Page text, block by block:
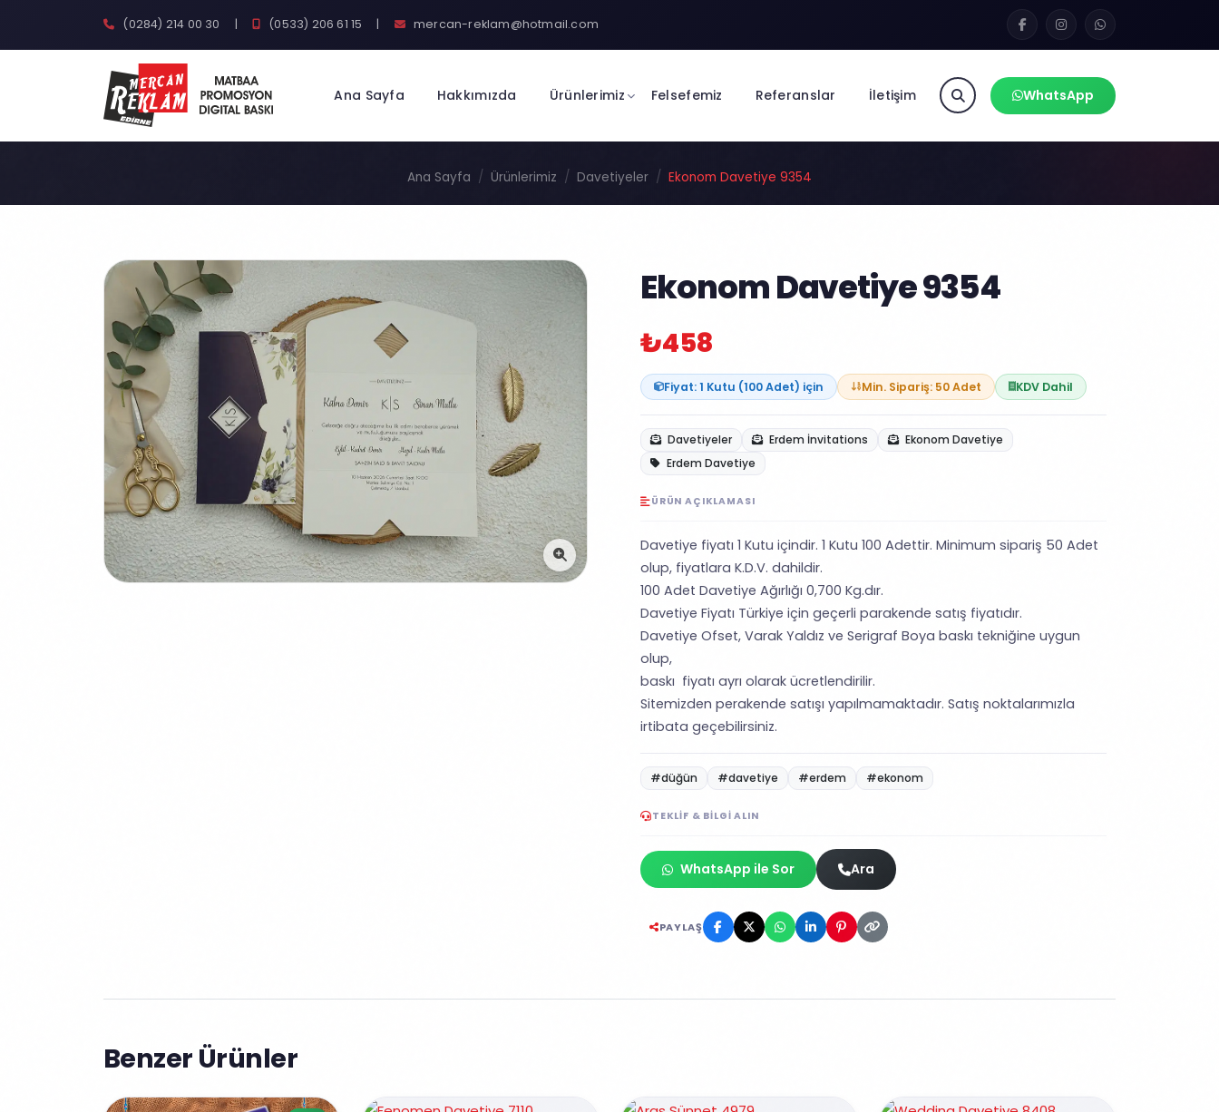
(0284) 214 00 30 | (0533) 206 61 15 | mercan-reklam@hotmail.com
Ana Sayfa Hakkımızda Ürünlerimiz Felsefemiz Referanslar İletişim WhatsApp
Ana Sayfa Ürünlerimiz Davetiyeler Ekonom Davetiye 9354
Ekonom Davetiye 9354
₺458
Fiyat: 1 Kutu (100 Adet) için Min. Sipariş: 50 Adet KDV Dahil
Davetiyeler Erdem İnvitations
Ekonom Davetiye
Erdem Davetiye
ÜRÜN AÇIKLAMASI
Davetiye fiyatı 1 Kutu içindir. 1 Kutu 100 Adettir. Minimum sipariş 50 Adet
olup, fiyatlara K.D.V. dahildir.
100 Adet Davetiye Ağırlığı 0,700 Kg.dır.
Davetiye Fiyatı Türkiye için geçerli parakende satış fiyatıdır.
Davetiye Ofset, Varak Yaldız ve Serigraf Boya baskı tekniğine uygun
olup,
baskı fiyatı ayrı olarak ücretlendirilir.
Sitemizden perakende satışı yapılmamaktadır. Satış noktalarımızla
irtibata geçebilirsiniz.
#düğün #davetiye #erdem #ekonom
TEKLIF & BILGI ALIN
WhatsApp ile Sor Ara
PAYLAŞ
Benzer Ürünler